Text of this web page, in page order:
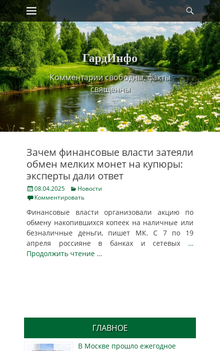
Skip
to
content
Primary Menu
ГардИнфо
Комментарии свободны, факты
священны
Зачем финансовые власти затеяли
обмен мелких монет на купюры:
эксперты дали ответ
Posted
on
08.04.2025 Categories
Новости
Комментировать
Финансовые власти организовали акцию по
обмену накопившихся копеек на наличные или
безналичные деньги, пишет МК. С 7 по 19
апреля россияне в банках и сетевых …
Продолжить чтение …
ГЛАВНОЕ
В Москве прошло ежегодное